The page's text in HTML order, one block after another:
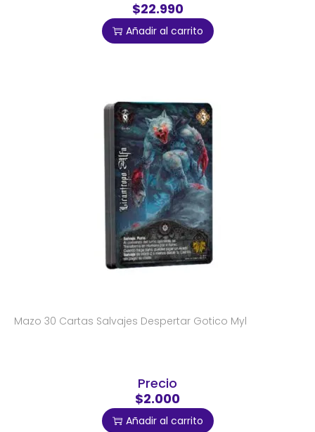
$22.990
Añadir al carrito
Mazo 30 Cartas Salvajes Despertar Gotico Myl
Precio
$2.000
Añadir al carrito